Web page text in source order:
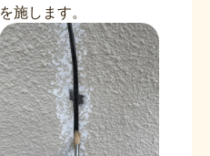
を施します。